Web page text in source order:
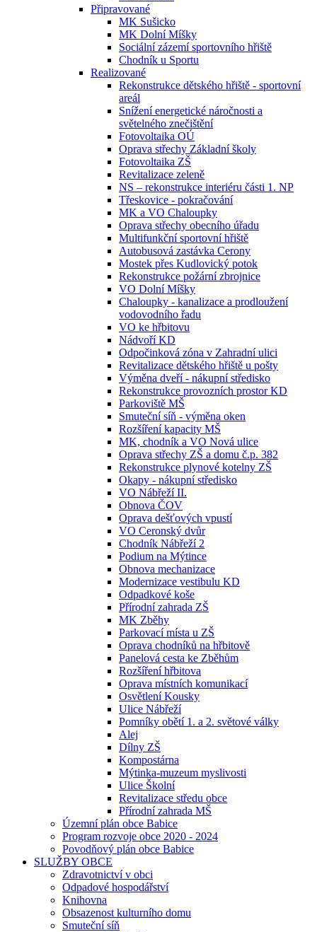
Připravované
MK Sušicko
MK Dolní Míšky
Sociální zázemí sportovního hřiště
Chodník u Sportu
Realizované
Rekonstrukce dětského hřiště - sportovní
areál
Snížení energetické náročnosti a
světelného znečištění
Fotovoltaika OÚ
Oprava střechy Základní školy
Fotovoltaika ZŠ
Revitalizace zeleně
NS – rekonstrukce interiéru části 1. NP
Třeskovice - pokračování
MK a VO Chaloupky
Oprava střechy obecního úřadu
Multifunkční sportovní hřiště
Autobusová zastávka Cerony
Mostek přes Kudlovický potok
Rekonstrukce požární zbrojnice
VO Dolní Míšky
Chaloupky - kanalizace a prodloužení
vodovodního řadu
VO ke hřbitovu
Nádvoří KD
Odpočinková zóna v Zahradní ulici
Revitalizace dětského hřiště u pošty
Výměna dveří - nákupní středisko
Rekonstrukce provozních prostor KD
Parkoviště MŠ
Smuteční síň - výměna oken
Rozšíření kapacity MŠ
MK, chodník a VO Nová ulice
Oprava střechy ZŠ a domu č.p. 382
Rekonstrukce plynové kotelny ZŠ
Okapy - nákupní středisko
VO Nábřeží II.
Obnova ČOV
Oprava dešťových vpustí
VO Ceronský dvůr
Chodník Nábřeží 2
Podium na Mýtince
Obnova mechanizace
Modernizace vestibulu KD
Odpadkové koše
Přírodní zahrada ZŠ
MK Zběhy
Parkovací místa u ZŠ
Oprava chodníků na hřbitově
Panelová cesta ke Zběhům
Rozšíření hřbitova
Oprava místních komunikací
Osvětlení Kousky
Ulice Nábřeží
Pomníky obětí 1. a 2. světové války
Alej
Dílny ZŠ
Kompostárna
Mýtinka-muzeum myslivosti
Ulice Školní
Revitalizace středu obce
Přírodní zahrada MŠ
Územní plán obce Babice
Program rozvoje obce 2020 - 2024
Povodňový plán obce Babice
SLUŽBY OBCE
Zdravotnictví v obci
Odpadové hospodářství
Knihovna
Obsazenost kulturního domu
Smuteční síň